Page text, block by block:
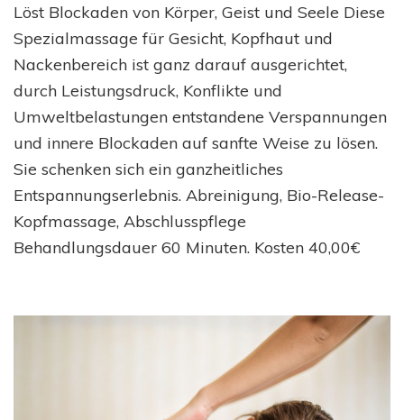
Löst Blockaden von Körper, Geist und Seele Diese
Spezialmassage für Gesicht, Kopfhaut und
Nackenbereich ist ganz darauf ausgerichtet,
durch Leistungsdruck, Konflikte und
Umweltbelastungen entstandene Verspannungen
und innere Blockaden auf sanfte Weise zu lösen.
Sie schenken sich ein ganzheitliches
Entspannungserlebnis. Abreinigung, Bio-Release-
Kopfmassage, Abschlusspflege
Behandlungsdauer 60 Minuten. Kosten 40,00€